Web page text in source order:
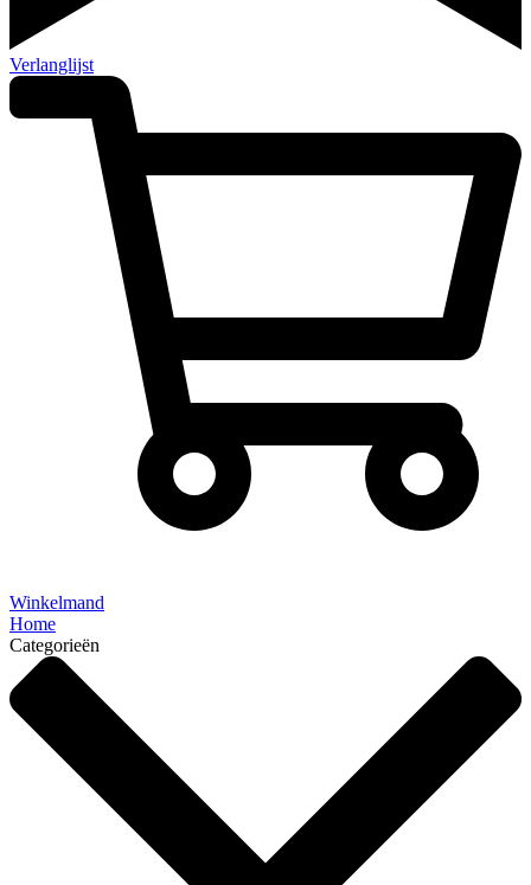
Verlanglijst
Winkelmand
Home
Categorieën